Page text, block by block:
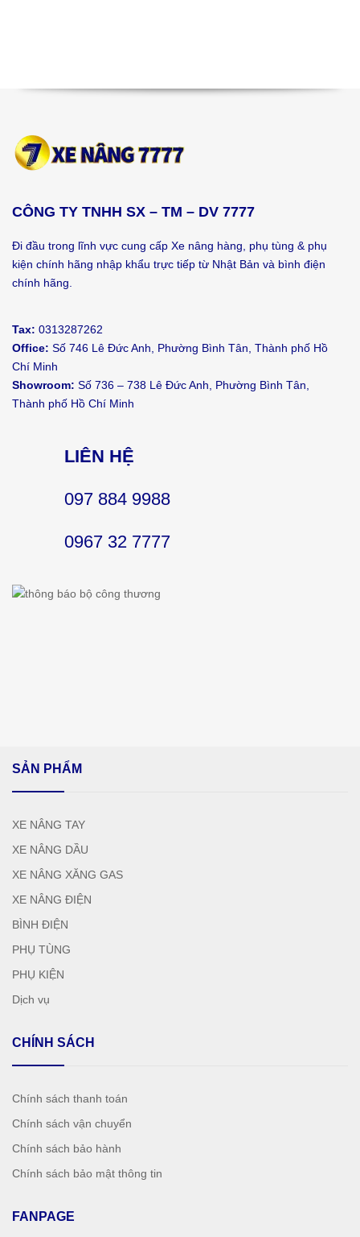
CÔNG TY TNHH SX – TM – DV 7777
Đi đầu trong lĩnh vực cung cấp Xe nâng hàng, phụ tùng & phụ
kiện chính hãng nhập khẩu trực tiếp từ Nhật Bản và bình điện
chính hãng.
Tax: 0313287262
Office: Số 746 Lê Đức Anh, Phường Bình Tân, Thành phố Hồ
Chí Minh
Showroom: Số 736 – 738 Lê Đức Anh, Phường Bình Tân,
Thành phố Hồ Chí Minh
LIÊN HỆ
097 884 9988
0967 32 7777
SẢN PHẨM
XE NÂNG TAY
XE NÂNG DẦU
XE NÂNG XĂNG GAS
XE NÂNG ĐIỆN
BÌNH ĐIỆN
PHỤ TÙNG
PHỤ KIỆN
Dịch vụ
CHÍNH SÁCH
Chính sách thanh toán
Chính sách vận chuyển
Chính sách bảo hành
Chính sách bảo mật thông tin
FANPAGE